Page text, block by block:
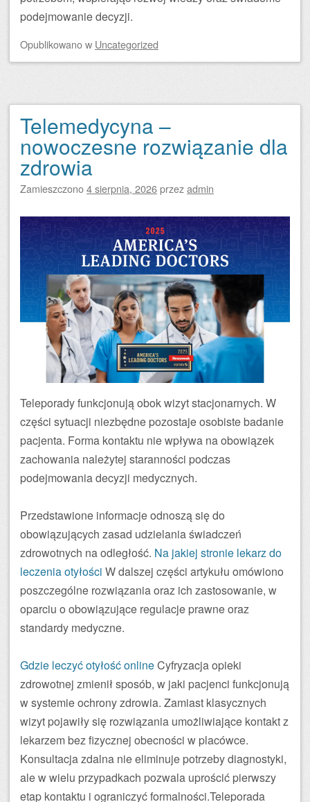
podejmowanie decyzji.
Opublikowanow Uncategorized
Telemedycyna –
nowoczesne rozwiązanie dla
zdrowia
Zamieszczono4 sierpnia, 2026przezadmin
Teleporady funkcjonują obok wizyt stacjonarnych. W
części sytuacji niezbędne pozostaje osobiste badanie
pacjenta. Forma kontaktu nie wpływa na obowiązek
zachowania należytej staranności podczas
podejmowania decyzji medycznych.
Przedstawione informacje odnoszą się do
obowiązujących zasad udzielania świadczeń
zdrowotnych na odległość. Na jakiej stronie lekarz do
leczenia otyłości W dalszej części artykułu omówiono
poszczególne rozwiązania oraz ich zastosowanie, w
oparciu o obowiązujące regulacje prawne oraz
standardy medyczne.
Gdzie leczyć otyłość onlineCyfryzacja opieki
zdrowotnej zmienił sposób, w jaki pacjenci funkcjonują
w systemie ochrony zdrowia. Zamiast klasycznych
wizyt pojawiły się rozwiązania umożliwiające kontakt z
lekarzem bez fizycznej obecności w placówce.
Konsultacja zdalna nie eliminuje potrzeby diagnostyki,
ale w wielu przypadkach pozwala uprościć pierwszy
etap kontaktu i ograniczyć formalności.Teleporada